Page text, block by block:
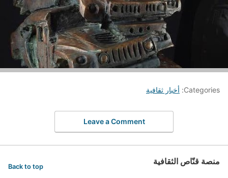
Categories: أخبار ثقافية
Leave a Comment
منصة قنّاص الثقافية Back to top